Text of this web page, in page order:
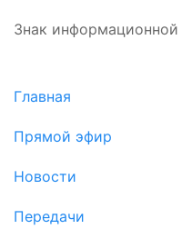
Знак информационной
Главная
Прямой эфир
Новости
Передачи